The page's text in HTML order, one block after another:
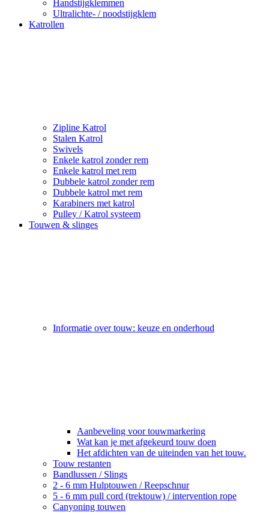
Handstijgklemmen
Ultralichte- / noodstijgklem
Katrollen
Zipline Katrol
Stalen Katrol
Swivels
Enkele katrol zonder rem
Enkele katrol met rem
Dubbele katrol zonder rem
Dubbele katrol met rem
Karabiners met katrol
Pulley / Katrol systeem
Touwen & slinges
Informatie over touw: keuze en onderhoud
Aanbeveling voor touwmarkering
Wat kan je met afgekeurd touw doen
Het afdichten van de uiteinden van het touw.
Touw restanten
Bandlussen / Slings
2 - 6 mm Hulptouwen / Reepschnur
5 - 6 mm pull cord (trektouw) / intervention rope
Canyoning touwen